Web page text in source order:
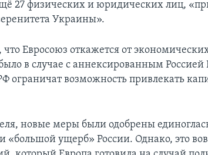
27 физических и юридических лиц,
Украины».
что Евросоюз откажется от
в случае с аннексированным
ограничат возможность привлекать
новые меры были одобрены
«большой ущерб» России. Однако, это